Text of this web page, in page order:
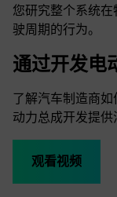
您研究整个系统
驶周期的行为。
通过开发电
了解汽车制造商
动力总成开发提供
观看视频